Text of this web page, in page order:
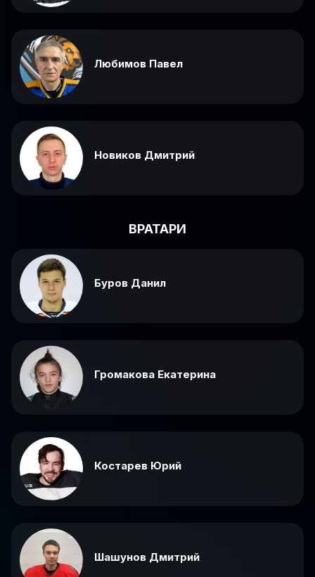
Любимов Павел
Новиков Дмитрий
ВРАТАРИ
Буров Данил
Громакова Екатерина
Костарев Юрий
Шашунов Дмитрий